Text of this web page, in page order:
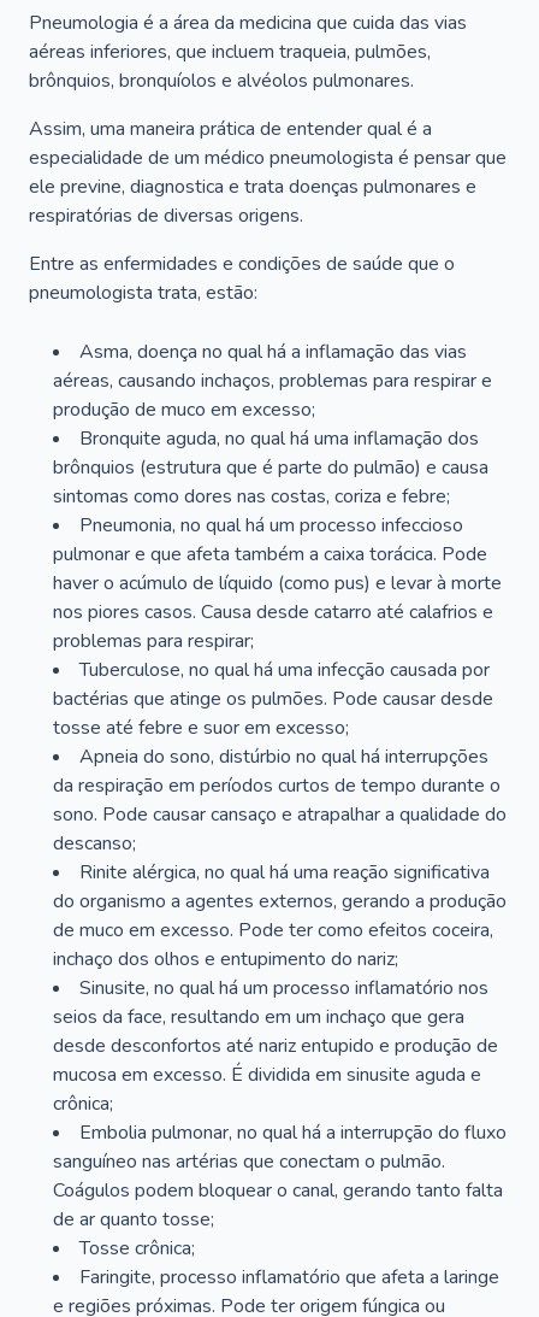
Pneumologia é a área da medicina que cuida das vias
aéreas inferiores, que incluem traqueia, pulmões,
brônquios, bronquíolos e alvéolos pulmonares.
Assim, uma maneira prática de entender qual é a
especialidade de um médico pneumologista é pensar que
ele previne, diagnostica e trata doenças pulmonares e
respiratórias de diversas origens.
Entre as enfermidades e condições de saúde que o
pneumologista trata, estão:
Asma, doença no qual há a inflamação das vias
aéreas, causando inchaços, problemas para respirar e
produção de muco em excesso;
Bronquite aguda, no qual há uma inflamação dos
brônquios (estrutura que é parte do pulmão) e causa
sintomas como dores nas costas, coriza e febre;
Pneumonia, no qual há um processo infeccioso
pulmonar e que afeta também a caixa torácica. Pode
haver o acúmulo de líquido (como pus) e levar à morte
nos piores casos. Causa desde catarro até calafrios e
problemas para respirar;
Tuberculose, no qual há uma infecção causada por
bactérias que atinge os pulmões. Pode causar desde
tosse até febre e suor em excesso;
Apneia do sono, distúrbio no qual há interrupções
da respiração em períodos curtos de tempo durante o
sono. Pode causar cansaço e atrapalhar a qualidade do
descanso;
Rinite alérgica, no qual há uma reação significativa
do organismo a agentes externos, gerando a produção
de muco em excesso. Pode ter como efeitos coceira,
inchaço dos olhos e entupimento do nariz;
Sinusite, no qual há um processo inflamatório nos
seios da face, resultando em um inchaço que gera
desde desconfortos até nariz entupido e produção de
mucosa em excesso. É dividida em sinusite aguda e
crônica;
Embolia pulmonar, no qual há a interrupção do fluxo
sanguíneo nas artérias que conectam o pulmão.
Coágulos podem bloquear o canal, gerando tanto falta
de ar quanto tosse;
Tosse crônica;
Faringite, processo inflamatório que afeta a laringe
e regiões próximas. Pode ter origem fúngica ou